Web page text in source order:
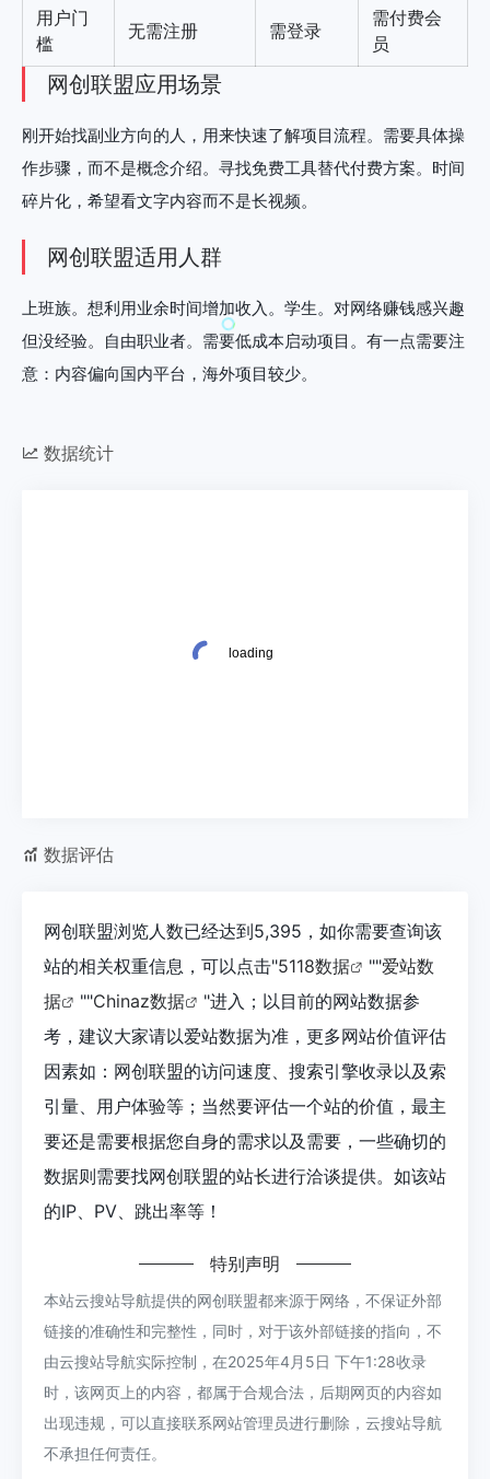
用户门
槛
无需注册 需登录
需付费会
员
网创联盟应用场景
刚开始找副业方向的人，用来快速了解项目流程。需要具体操
作步骤，而不是概念介绍。寻找免费工具替代付费方案。时间
碎片化，希望看文字内容而不是长视频。
网创联盟适用人群
上班族。想利用业余时间增加收入。学生。对网络赚钱感兴趣
但没经验。自由职业者。需要低成本启动项目。有一点需要注
意：内容偏向国内平台，海外项目较少。
数据统计
数据评估
网创联盟浏览人数已经达到5,395，如你需要查询该
站的相关权重信息，可以点击"5118数据 ""爱站数
据
""Chinaz数据
"进入；以目前的网站数据参
考，建议大家请以爱站数据为准，更多网站价值评估
因素如：网创联盟的访问速度、搜索引擎收录以及索
引量、用户体验等；当然要评估一个站的价值，最主
要还是需要根据您自身的需求以及需要，一些确切的
数据则需要找网创联盟的站长进行洽谈提供。如该站
的IP、PV、跳出率等！
特别声明
本站云搜站导航提供的网创联盟都来源于网络，不保证外部
链接的准确性和完整性，同时，对于该外部链接的指向，不
由云搜站导航实际控制，在2025年4月5日 下午1:28收录
时，该网页上的内容，都属于合规合法，后期网页的内容如
出现违规，可以直接联系网站管理员进行删除，云搜站导航
不承担任何责任。